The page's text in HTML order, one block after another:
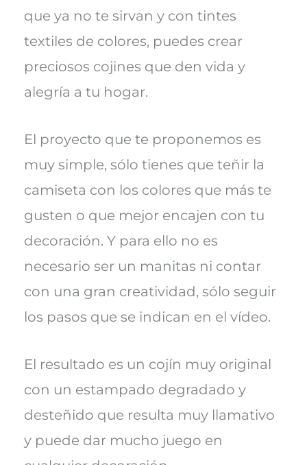
que ya no te sirvan y con tintes
textiles de colores, puedes crear
preciosos cojines que den vida y
alegría a tu hogar.
El proyecto que te proponemos es
muy simple, sólo tienes que teñir la
camiseta con los colores que más te
gusten o que mejor encajen con tu
decoración. Y para ello no es
necesario ser un manitas ni contar
con una gran creatividad, sólo seguir
los pasos que se indican en el vídeo.
El resultado es un cojín muy original
con un estampado degradado y
desteñido que resulta muy llamativo
y puede dar mucho juego en